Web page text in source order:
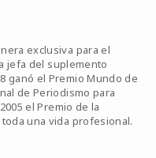
exclusiva para el
jefa del suplemento
ganó el Premio Mundo de
de Periodismo para
el Premio de la
una vida profesional.